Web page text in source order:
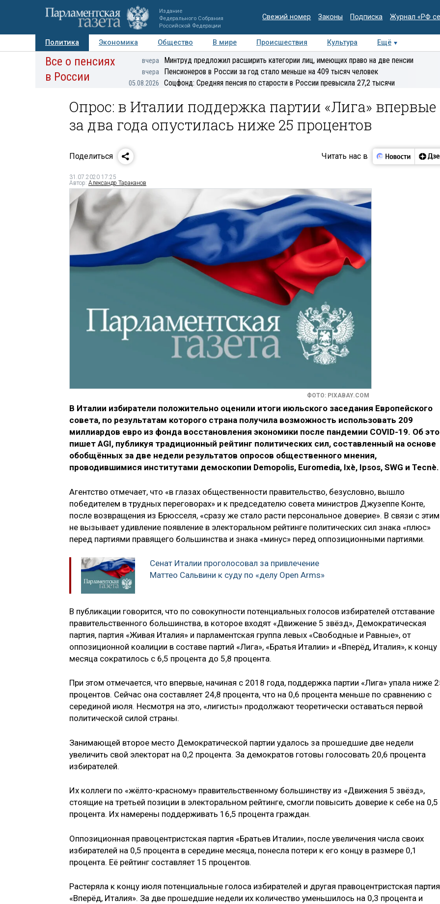
Издание
Федерального Собрания
Российской Федерации
Свежий номер Законы Подписка Журнал «РФ
Политика Экономика Общество В мире Происшествия Культура
Ещё
Авторы Персоны Мнения Регионы Медиацентр Интервью Колумнисты
Все о пенсиях
в России
вчера Минтруд предложил расширить категории лиц, имеющих право на две пенсии
вчера Пенсионеров в России за год стало меньше на 409 тысяч человек
05.08.2026 Соцфонд: Средняя пенсия по старости в России превысила 27,2 тысячи
Опрос: в Италии поддержка партии «Лига» впервые
за два года опустилась ниже 25 процентов
Поделиться Читать нас в
31.07.2020 17:25
Автор: Александр Тараканов
ФОТО: PIXABAY.COM
В Италии избиратели положительно оценили итоги июльского заседания Европейского
совета, по результатам которого страна получила возможность использовать 209
миллиардов евро из фонда восстановления экономики после пандемии COVID-19. Об
пишет AGI, публикуя традиционный рейтинг политических сил, составленный на основе
обобщённых за две недели результатов опросов общественного мнения,
проводившимися институтами демоскопии Demopolis, Euromedia, Ixè, Ipsos, SWG и Tecnè.
Агентство отмечает, что «в глазах общественности правительство, безусловно, вышло
победителем в трудных переговорах» и к председателю совета министров Джузеппе Конте,
после возвращения из Брюсселя, «сразу же стало расти персональное доверие». В связи с этим
не вызывает удивление появление в электоральном рейтинге политических сил знака «плюс»
перед партиями правящего большинства и знака «минус» перед оппозиционными партиями.
Сенат Италии проголосовал за привлечение
Маттео Сальвини к суду по «делу Open Arms»
В публикации говорится, что по совокупности потенциальных голосов избирателей отставание
правительственного большинства, в которое входят «Движение 5 звёзд», Демократическая
партия, партия «Живая Италия» и парламентская группа левых «Свободные и Равные», от
оппозиционной коалиции в составе партий «Лига», «Братья Италии» и «Вперёд, Италия», к концу
месяца сократилось с 6,5 процента до 5,8 процента.
При этом отмечается, что впервые, начиная с 2018 года, поддержка партии «Лига» упала ниже
процентов. Сейчас она составляет 24,8 процента, что на 0,6 процента меньше по сравнению с
серединой июля. Несмотря на это, «лигисты» продолжают теоретически оставаться первой
политической силой страны.
Занимающей второе место Демократической партии удалось за прошедшие две недели
увеличить свой электорат на 0,2 процента. За демократов готовы голосовать 20,6 процента
избирателей.
Их коллеги по «жёлто-красному» правительственному большинству из «Движения 5 звёзд»,
стоящие на третьей позиции в электоральном рейтинге, смогли повысить доверие к себе на 0,5
процента. Их намерены поддерживать 16,5 процента граждан.
Оппозиционная правоцентристская партия «Братьев Италии», после увеличения числа своих
избирателей на 0,5 процента в середине месяца, понесла потери к его концу в размере 0,1
процента. Её рейтинг составляет 15 процентов.
Растеряла к концу июля потенциальные голоса избирателей и другая правоцентристская партия
«Вперёд, Италия». За две прошедшие недели их количество уменьшилось на 0,3 процента и